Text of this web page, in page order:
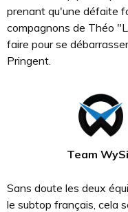
prenant qu'une défaite
compagnons de Théo
faire pour se
Pringent.
Team
Sans doute les deux
le subtop français, cela